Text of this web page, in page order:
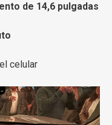
de 14,6 pulgadas
celular